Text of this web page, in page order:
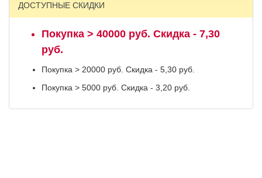
ДОСТУПНЫЕ СКИДКИ
Покупка > 40000 руб. Скидка - 7,30
руб.
Покупка > 20000 руб. Скидка - 5,30 руб.
Покупка > 5000 руб. Скидка - 3,20 руб.